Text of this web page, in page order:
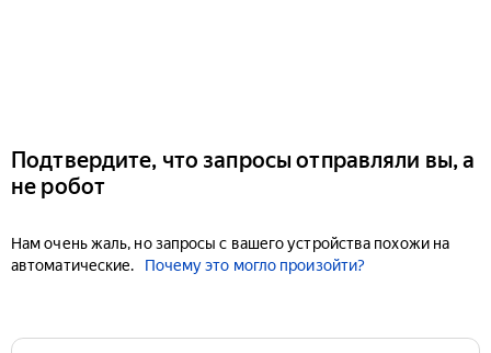
Подтвердите, что запросы отправляли вы, а
не робот
Нам очень жаль, но запросы с вашего устройства похожи на
автоматические.
Почему это могло произойти?